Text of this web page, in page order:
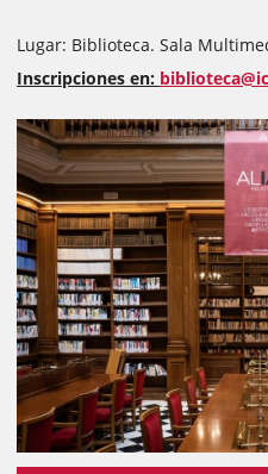
Lugar: Biblioteca. Sala
Inscripciones en: